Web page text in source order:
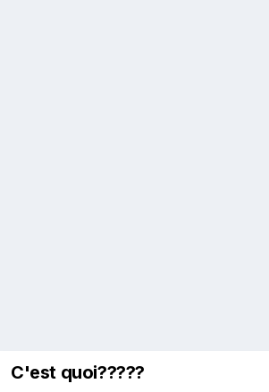
C'est quoi?????